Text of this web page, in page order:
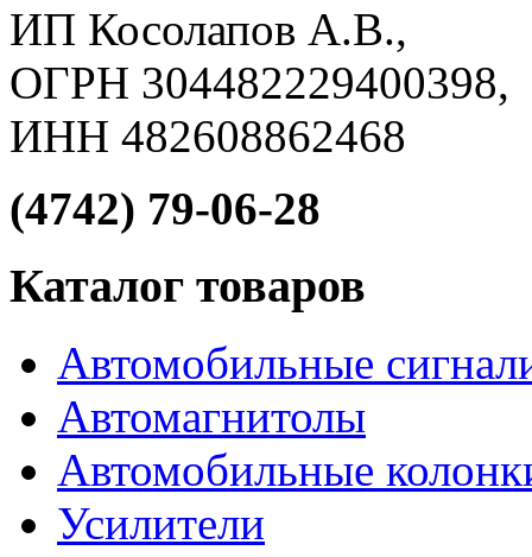
ИП Косолапов А.В.,
ОГРН 304482229400398,
ИНН 482608862468
(4742) 79-06-28
Каталог товаров
Автомобильные
Автомагнитолы
Автомобильные
Усилители